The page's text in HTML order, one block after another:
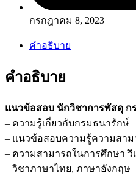
กรกฎาคม 8, 2023
คำอธิบาย
คำอธิบาย
แนวข้อสอบ นักวิชาการพัสดุ ก
– ความรู้เกี่ยวกับกรมธนารักษ์
– แนวข้อสอบความรู้ความสาม
– ความสามารถในการศึกษา วิ
– วิชาภาษาไทย, ภาษาอังกฤษ